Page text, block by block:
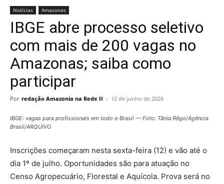
Notícias Amazonas
IBGE abre processo seletivo
com mais de 200 vagas no
Amazonas; saiba como
participar
Por redação Amazonia na Rede II - 12 de junho de 2026
IBGE: vagas para profissionais em todo o Brasil — Foto: Tânia Rêgo/Agência
Brasil/ARQUIVO
Inscrições começaram nesta sexta-feira (12) e vão até o
dia 1º de julho. Oportunidades são para atuação no
Censo Agropecuário, Florestal e Aquícola. Prova será no